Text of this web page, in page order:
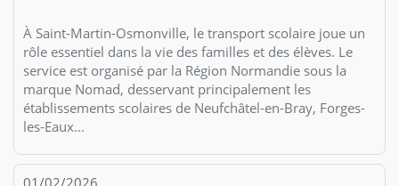
À Saint-Martin-Osmonville, le transport scolaire joue un
rôle essentiel dans la vie des familles et des élèves. Le
service est organisé par la Région Normandie sous la
marque Nomad, desservant principalement les
établissements scolaires de Neufchâtel-en-Bray, Forges-
les-Eaux...
01/02/2026